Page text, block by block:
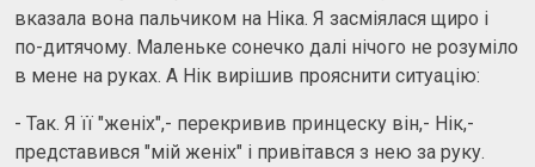
вказала вона пальчиком на Ніка. Я засміялася щиро і
по-дитячому. Маленьке сонечко далі нічого не розуміло
в мене на руках. А Нік вирішив прояснити ситуацію:
- Так. Я її "женіх",- перекривив принцеску він,- Нік,-
представився "мій женіх" і привітався з нею за руку.